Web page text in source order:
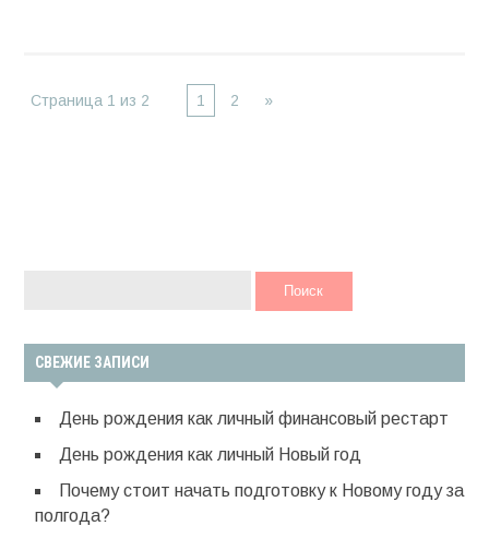
Страница 1 из 2 1 2 »
СВЕЖИЕ ЗАПИСИ
День рождения как личный финансовый рестарт
День рождения как личный Новый год
Почему стоит начать подготовку к Новому году за
полгода?